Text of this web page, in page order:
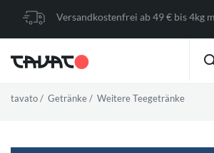
Versandkostenfrei ab 49 € bis 4kg
tavato Getränke Weitere Teegetränke